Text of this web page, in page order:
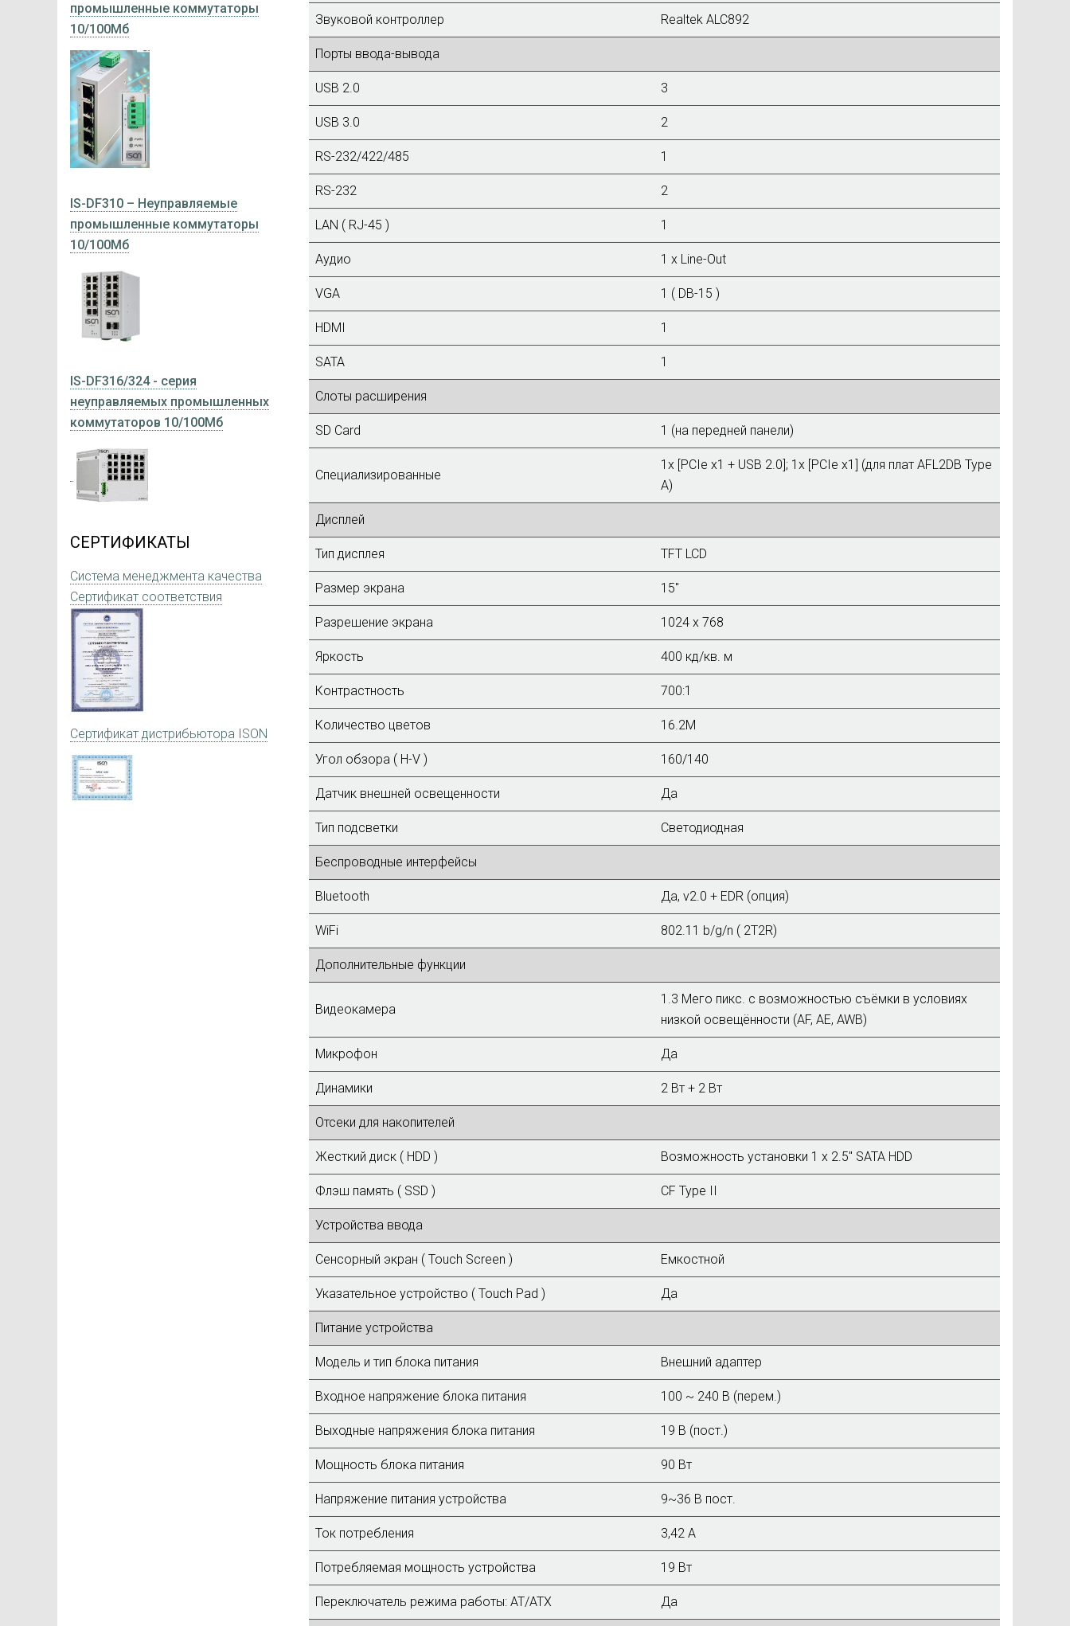
промышленные коммутаторы
10/100Мб
IS-DF310 – Неуправляемые
промышленные коммутаторы
10/100Мб
IS-DF316/324 - серия
неуправляемых промышленных
коммутаторов 10/100Мб
СЕРТИФИКАТЫ
Система менеджмента качества
Сертификат соответствия
Сертификат дистрибьютора ISON
Звуковой контроллер Realtek ALC892
Порты ввода-вывода
USB 2.0 3
USB 3.0 2
RS-232/422/485 1
RS-232 2
LAN ( RJ-45 ) 1
Аудио 1 х Line-Out
VGA 1 ( DB-15 )
HDMI 1
SATA 1
Слоты расширения
SD Card 1 (на передней панели)
Специализированные
1x [PCIe x1 + USB 2.0]; 1x [PCIe x1] (для плат AFL2DB Type
A)
Дисплей
Тип дисплея TFT LCD
Размер экрана 15"
Разрешение экрана 1024 x 768
Яркость 400 кд/кв. м
Контрастность 700:1
Количество цветов 16.2M
Угол обзора ( H-V ) 160/140
Датчик внешней освещенности Да
Тип подсветки Светодиодная
Беспроводные интерфейсы
Bluetooth Да, v2.0 + EDR (опция)
WiFi 802.11 b/g/n ( 2T2R)
Дополнительные функции
Видеокамера
1.3 Мего пикс. с возможностью съёмки в условиях
низкой освещённости (AF, AE, AWB)
Микрофон Да
Динамики 2 Вт + 2 Вт
Отсеки для накопителей
Жесткий диск ( HDD ) Возможность установки 1 x 2.5" SATA HDD
Флэш память ( SSD ) CF Type II
Устройства ввода
Сенсорный экран ( Touch Screen ) Емкостной
Указательное устройство ( Touch Pad ) Да
Питание устройства
Модель и тип блока питания Внешний адаптер
Входное напряжение блока питания 100 ~ 240 В (перем.)
Выходные напряжения блока питания 19 В (пост.)
Мощность блока питания 90 Вт
Напряжение питания устройства 9~36 B пост.
Ток потребления 3,42 A
Потребляемая мощность устройства 19 Вт
Переключатель режима работы: AT/ATX Да